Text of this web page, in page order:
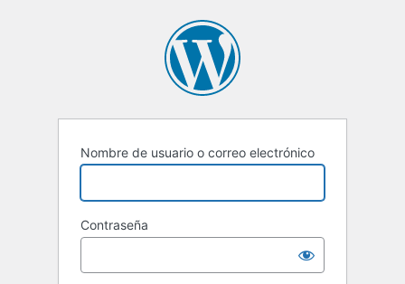
Nombre de usuario o correo electrónico
Contraseña